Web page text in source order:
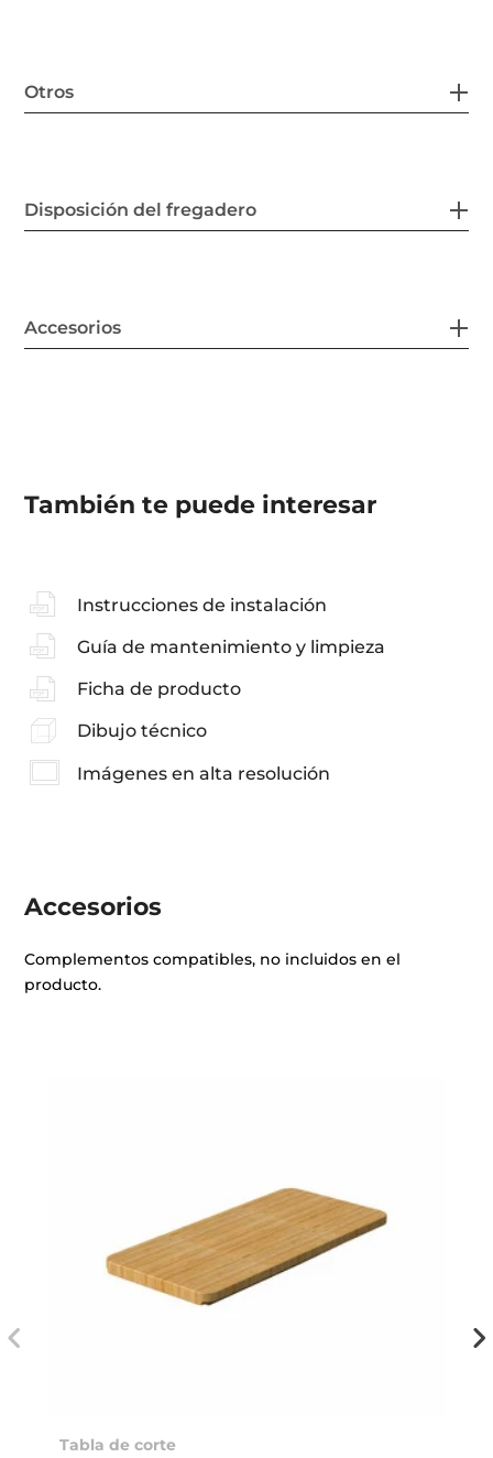
Otros
Disposición del fregadero
Accesorios
También te puede interesar
Instrucciones de instalación
Guía de mantenimiento y limpieza
Ficha de producto
Dibujo técnico
Imágenes en alta resolución
Accesorios
Complementos compatibles, no incluidos en el
producto.
Tabla de corte